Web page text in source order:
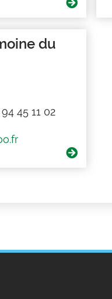
du
45 11 02